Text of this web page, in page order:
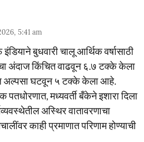
5:41 am
बुधवारी चालू आर्थिक वर्षासाठी
अंदाज किंचित वाढवून ६.७ टक्के केला
अल्पसा घटवून ५ टक्के केला आहे.
पतधोरणात, मध्यवर्ती बँकेने इशारा दिला
अस्थिर वातावरणाचा
काही प्रमाणात परिणाम होण्याची